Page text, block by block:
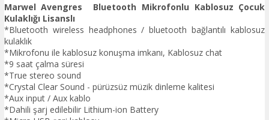
Marwel Avengres Bluetooth Mikrofonlu Kablosuz Çocuk
Kulaklığı Lisanslı
*Bluetooth wireless headphones / bluetooth bağlantılı kablosuz
kulaklık
*Mikrofonu ile kablosuz konuşma imkanı, Kablosuz chat
*9 saat çalma süresi
*True stereo sound
*Crystal Clear Sound - pürüzsüz müzik dinleme kalitesi
*Aux input / Aux kablo
*Dahili şarj edilebilir Lithium-ion Battery